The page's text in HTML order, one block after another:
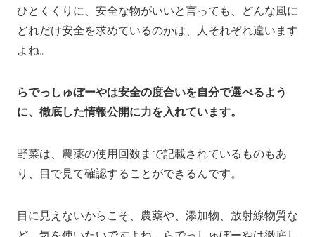
ひとくくりに、安全な物がいいと言っても、どんな風に
どれだけ安全を求めているのかは、人それぞれ違います
よね。
らでっしゅぼーやは安全の度合いを自分で選べるよう
に、徹底した情報公開に力を入れています。
野菜は、農薬の使用回数まで記載されているものもあ
り、目で見て確認することができるんです。
目に見えないからこそ、農薬や、添加物、放射線物質な